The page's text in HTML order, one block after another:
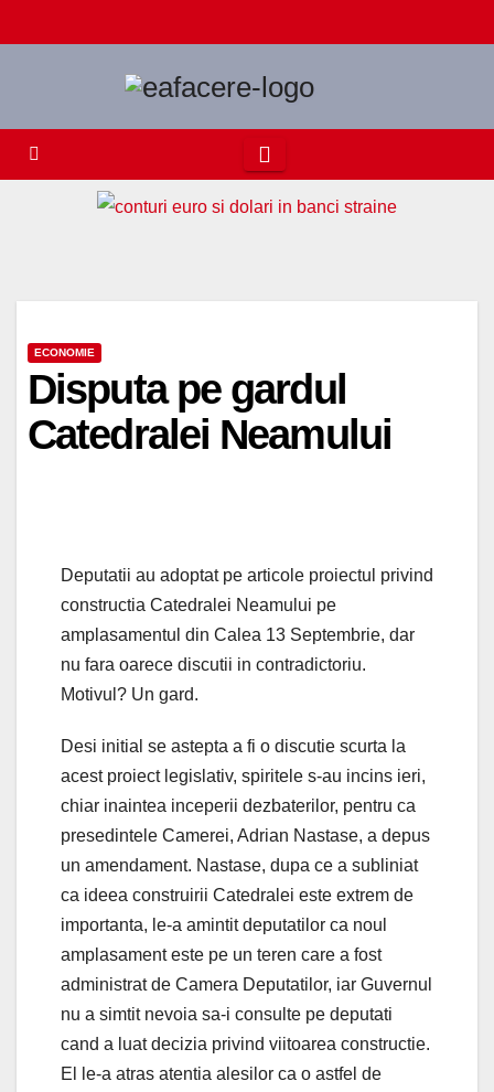
to
ECONOMIE
Disputa pe gardul
Catedralei Neamului
Deputatii au adoptat pe articole proiectul privind
constructia Catedralei Neamului pe
amplasamentul din Calea 13 Septembrie, dar
nu fara oarece discutii in contradictoriu.
Motivul? Un gard.
Desi initial se astepta a fi o discutie scurta la
acest proiect legislativ, spiritele s-au incins ieri,
chiar inaintea inceperii dezbaterilor, pentru ca
presedintele Camerei, Adrian Nastase, a depus
un amendament. Nastase, dupa ce a subliniat
ca ideea construirii Catedralei este extrem de
importanta, le-a amintit deputatilor ca noul
amplasament este pe un teren care a fost
administrat de Camera Deputatilor, iar Guvernul
nu a simtit nevoia sa-i consulte pe deputati
cand a luat decizia privind viitoarea constructie.
El le-a atras atentia alesilor ca o astfel de